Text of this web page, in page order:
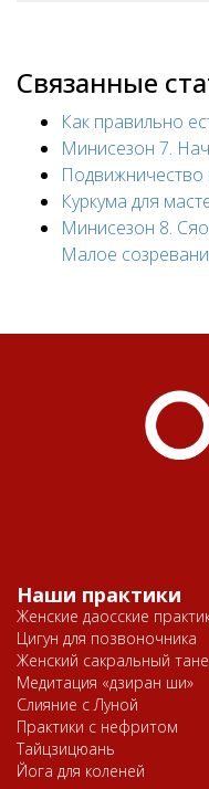
Связанные
Как правильно
Минисезон 7.
Подвижничество
Куркума для
Минисезон 8.
Малое
Наши практики
Женские даосские
Цигун для позвоночника
Женский сакральный
Медитация «дзиран ши»
Слияние с Луной
Практики с нефритом
Тайцзицюань
Йога для коленей